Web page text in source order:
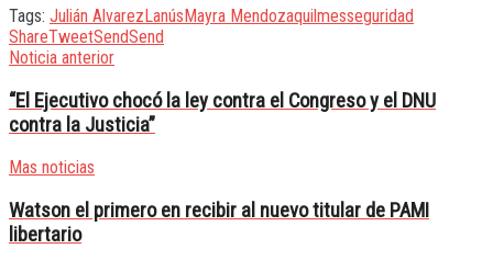
Tags: Julián AlvarezLanúsMayra Mendozaquilmesseguridad
ShareTweetSendSend
Noticia anterior
“El Ejecutivo chocó la ley contra el Congreso y el DNU
contra la Justicia”
Mas noticias
Watson el primero en recibir al nuevo titular de PAMI
libertario